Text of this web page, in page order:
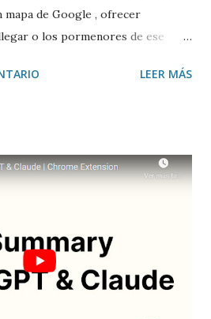
mapa de Google , ofrecer
o los pormenores de ese
Descargar mp3
LEER MÁS